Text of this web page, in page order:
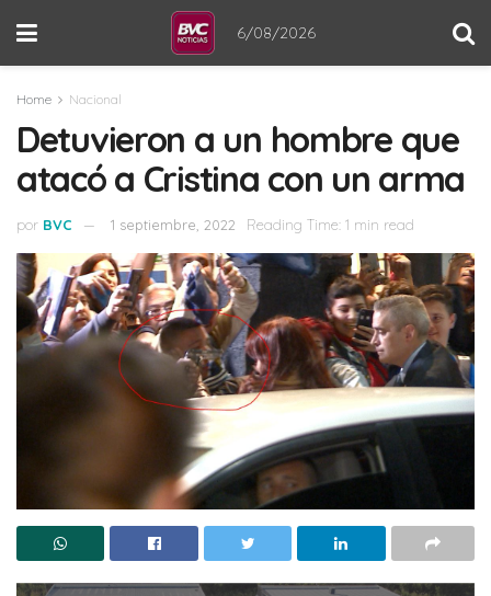
6/08/2026
Home Nacional
Detuvieron a un hombre que
atacó a Cristina con un arma
por BVC 1 septiembre, 2022 Reading Time: 1 min read